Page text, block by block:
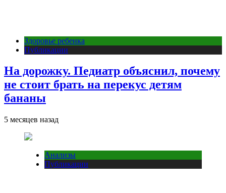
Здоровье ребенка
Публикации
На дорожку. Педиатр объяснил, почему
не стоит брать на перекус детям
бананы
5 месяцев назад
Анализы
Публикации